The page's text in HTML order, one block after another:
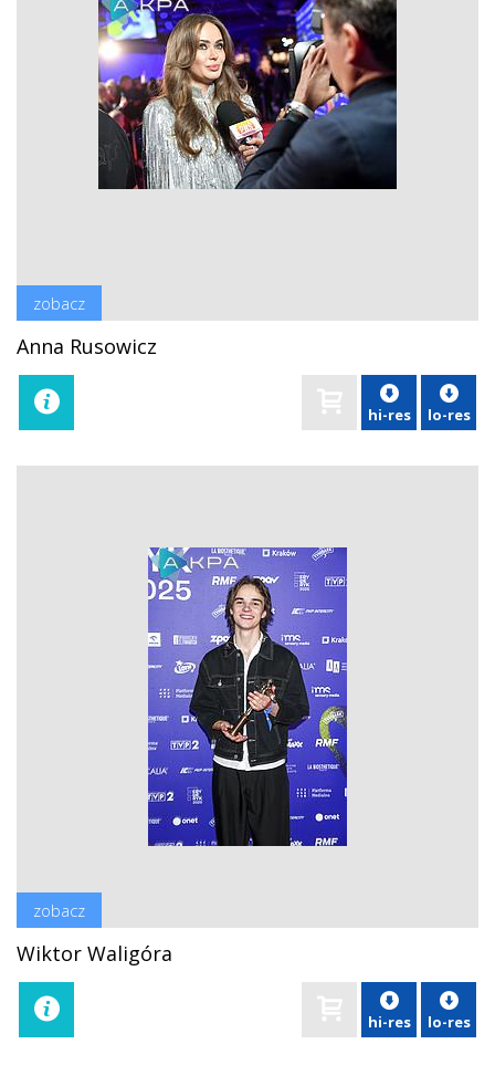
zobacz
Anna Rusowicz
hi-res lo-res
zobacz
Wiktor Waligóra
hi-res lo-res